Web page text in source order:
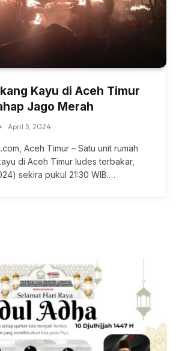
Kayu di Aceh Timur
Jago Merah
April 5, 2024
Aceh Timur – Satu unit rumah
di Aceh Timur ludes terbakar,
sekira pukul 21:30 WIB.…